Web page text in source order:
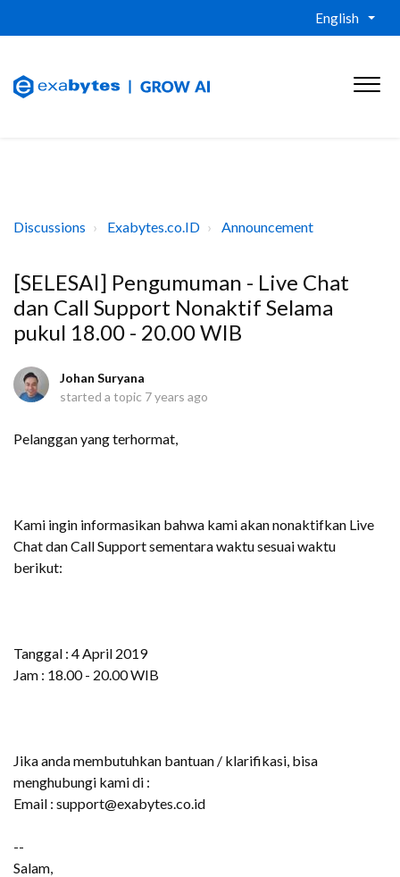
English
Discussions Exabytes.co.ID Announcement
[SELESAI] Pengumuman - Live Chat
dan Call Support Nonaktif Selama
pukul 18.00 - 20.00 WIB
Johan Suryana
started a topic 7 years ago
Pelanggan yang terhormat,
Kami ingin informasikan bahwa kami akan nonaktifkan Live
Chat dan Call Support sementara waktu sesuai waktu
berikut:
Tanggal : 4 April 2019
Jam : 18.00 - 20.00 WIB
Jika anda membutuhkan bantuan / klarifikasi, bisa
menghubungi kami di :
Email : support@exabytes.co.id
--
Salam,